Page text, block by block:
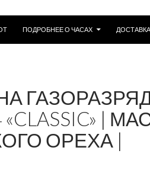
ПОДРОБНЕЕ О ЧАСАХ
|
ОРЕХА |